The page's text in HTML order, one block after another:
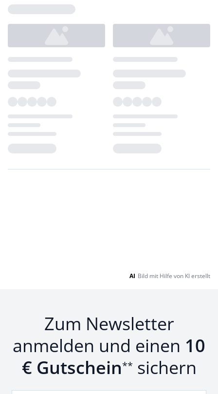
AI Bild mit Hilfe von KI erstellt
Zum Newsletter
anmelden und einen 10
€ Gutschein** sichern